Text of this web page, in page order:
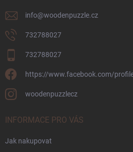
info@woodenpuzzle.cz
732788027
732788027
https://www.facebook.com/
woodenpuzzlecz
INFORMACE PRO VÁS
Jak nakupovat